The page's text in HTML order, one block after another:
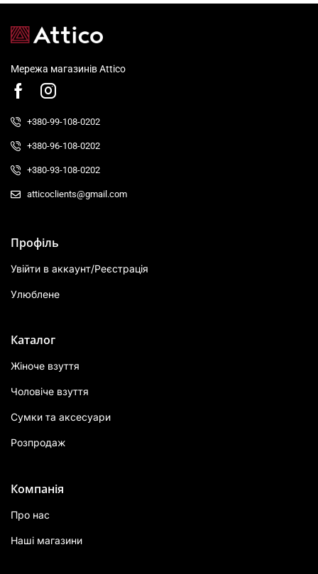
Мережа магазинів Attico
+380-99-108-0202
+380-96-108-0202
+380-93-108-0202
atticoclients@gmail.com
Профіль
Увійти в аккаунт/Реєстрація
Улюблене
Каталог
Жіноче взуття
Чоловіче взуття
Сумки та аксесуари
Розпродаж
Компанія
Про нас
Наші магазини